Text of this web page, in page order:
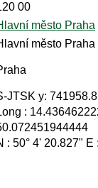
00
město Praha
město Praha
JTSK y:
:
: 50° 4' 20.827" E